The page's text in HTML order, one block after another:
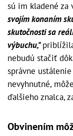
sú im kladené za
svojím konaním
skutočnosti sa
výbuchu,"
nebudú stačiť
správne
nevyhnutné,
ďalšieho znalca,
Obvinením